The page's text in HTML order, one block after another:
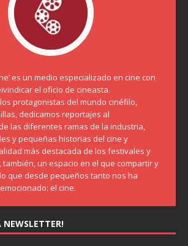
es un medio especializado en cine con
el oficio de cineasta.
protagonistas del mundo cinéfilo,
dedicamos reportajes al
las diferentes ramas de la industria,
y pequeñas historias del cine y
más destacada de los festivales y
también, un espacio en el que compartir y
que desde pequeños tanto nos ha
el cine.
NEWSLETTER!